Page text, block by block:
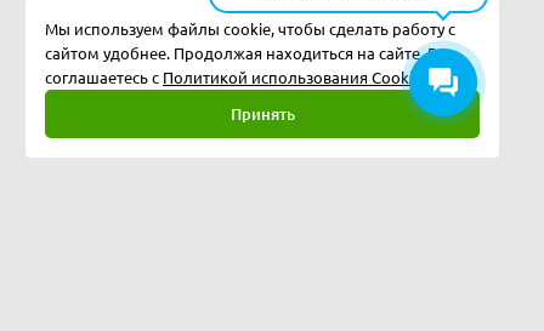
Мы используем файлы cookie, чтобы сделать работу с
сайтом удобнее. Продолжая находиться на сайте, Вы
соглашаетесь с Политикой использования Cookies.
Принять